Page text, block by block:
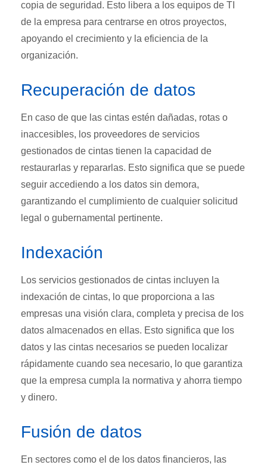
copia de seguridad. Esto libera a los equipos de TI
de la empresa para centrarse en otros proyectos,
apoyando el crecimiento y la eficiencia de la
organización.
Recuperación de datos
En caso de que las cintas estén dañadas, rotas o
inaccesibles, los proveedores de servicios
gestionados de cintas tienen la capacidad de
restaurarlas y repararlas. Esto significa que se puede
seguir accediendo a los datos sin demora,
garantizando el cumplimiento de cualquier solicitud
legal o gubernamental pertinente.
Indexación
Los servicios gestionados de cintas incluyen la
indexación de cintas, lo que proporciona a las
empresas una visión clara, completa y precisa de los
datos almacenados en ellas. Esto significa que los
datos y las cintas necesarios se pueden localizar
rápidamente cuando sea necesario, lo que garantiza
que la empresa cumpla la normativa y ahorra tiempo
y dinero.
Fusión de datos
En sectores como el de los datos financieros, las